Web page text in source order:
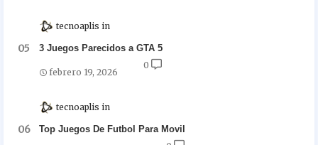
tecnoaplis
3 Juegos Parecidos a GTA 5
febrero 19, 2026
0
tecnoaplis
Top Juegos De Futbol Para Movil